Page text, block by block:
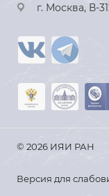
г. Москва, В-
© 2026 ИЯИ РАН
Версия для